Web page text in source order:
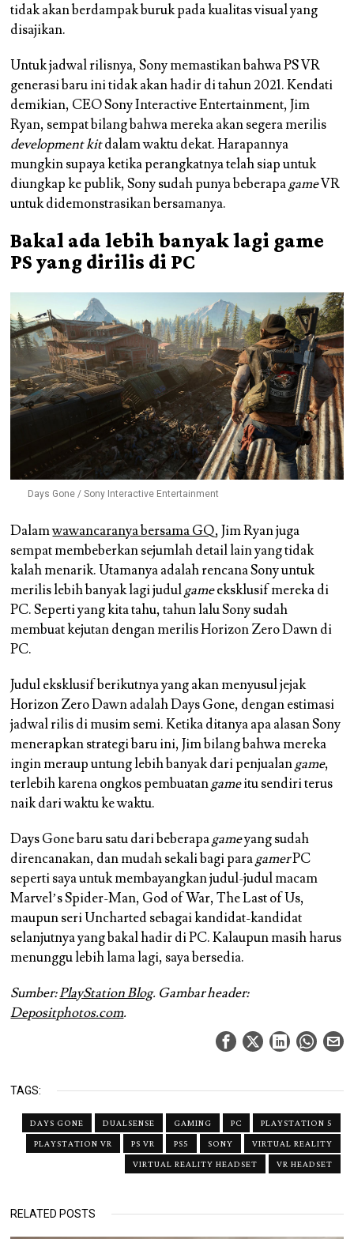
tidak akan berdampak buruk pada kualitas visual yang
disajikan.
Untuk jadwal rilisnya, Sony memastikan bahwa PS VR
generasi baru ini tidak akan hadir di tahun 2021. Kendati
demikian, CEO Sony Interactive Entertainment, Jim
Ryan, sempat bilang bahwa mereka akan segera merilis
development kitdalam waktu dekat. Harapannya
mungkin supaya ketika perangkatnya telah siap untuk
diungkap ke publik, Sony sudah punya beberapagameVR
untuk didemonstrasikan bersamanya.
Bakal ada lebih banyak lagi game
PS yang dirilis di PC
Days Gone / Sony Interactive Entertainment
Dalamwawancaranya bersama GQ, Jim Ryan juga
sempat membeberkan sejumlah detail lain yang tidak
kalah menarik. Utamanya adalah rencana Sony untuk
merilis lebih banyak lagi judulgameeksklusif mereka di
PC. Seperti yang kita tahu, tahun lalu Sony sudah
membuat kejutan dengan merilis Horizon Zero Dawn di
PC.
Judul eksklusif berikutnya yang akan menyusul jejak
Horizon Zero Dawn adalah Days Gone, dengan estimasi
jadwal rilis di musim semi. Ketika ditanya apa alasan Sony
menerapkan strategi baru ini, Jim bilang bahwa mereka
ingin meraup untung lebih banyak dari penjualangame,
terlebih karena ongkos pembuatangameitu sendiri terus
naik dari waktu ke waktu.
Days Gone baru satu dari beberapagameyang sudah
direncanakan, dan mudah sekali bagi paragamerPC
seperti saya untuk membayangkan judul-judul macam
Marvel’s Spider-Man, God of War, The Last of Us,
maupun seri Uncharted sebagai kandidat-kandidat
selanjutnya yang bakal hadir di PC. Kalaupun masih harus
menunggu lebih lama lagi, saya bersedia.
Sumber:PlayStation Blog. Gambar header:
Depositphotos.com.
TAGS:
DAYS GONE DUALSENSE GAMING PC
PLAYSTATION 5
PLAYSTATION VR
PS VR PS5 SONY
VIRTUAL REALITY
VIRTUAL REALITY HEADSET
VR HEADSET
RELATED POSTS